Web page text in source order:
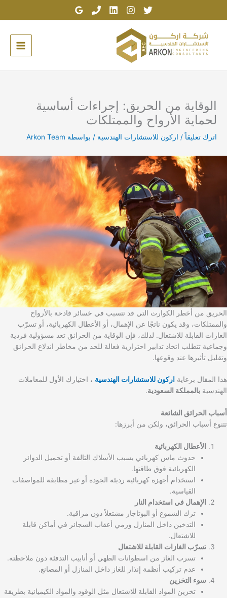
الوقاية من الحريق: إجراءات أساسية
لحماية الأرواح والممتلكات
اترك تعليقاً / اركون للاستشارات الهندسية / بواسطة Arkon Team
الحريق من أخطر الكوارث التي قد تتسبب في خسائر فادحة بالأرواح
والممتلكات، وقد يكون ناتجًا عن الإهمال، أو الأعطال الكهربائية، أو تسرّب
الغازات القابلة للاشتعال. لذلك، فإن الوقاية من الحرائق تعد مسؤولية فردية
وجماعية تتطلب اتخاذ تدابير احترازية فعالة للحد من مخاطر اندلاع الحرائق
وتقليل تأثيرها عند وقوعها.
هذا المقال برعاية اركون للاستشارات الهندسية ، اختيارك الأول للمعاملات
الهندسية بالمملكة السعودية.
أسباب الحرائق الشائعة
تتنوع أسباب الحرائق، ولكن من أبرزها:
الأعطال الكهربائية
حدوث ماس كهربائي بسبب الأسلاك التالفة أو تحميل الدوائر
الكهربائية فوق طاقتها.
استخدام أجهزة كهربائية رديئة الجودة أو غير مطابقة للمواصفات
القياسية.
الإهمال في استخدام النار
ترك الشموع أو البوتاجاز مشتعلاً دون مراقبة.
التدخين داخل المنازل ورمي أعقاب السجائر في أماكن قابلة
للاشتعال.
تسرّب الغازات القابلة للاشتعال
تسرب الغاز من اسطوانات الطهي أو أنابيب التدفئة دون ملاحظته.
عدم تركيب أنظمة إنذار للغاز داخل المنازل أو المصانع.
سوء التخزين
تخزين المواد القابلة للاشتعال مثل الوقود والمواد الكيميائية بطريقة